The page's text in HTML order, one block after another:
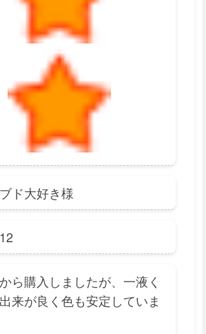
ド大好き様
ら購入しましたが、一液く
来が良く色も安定していま